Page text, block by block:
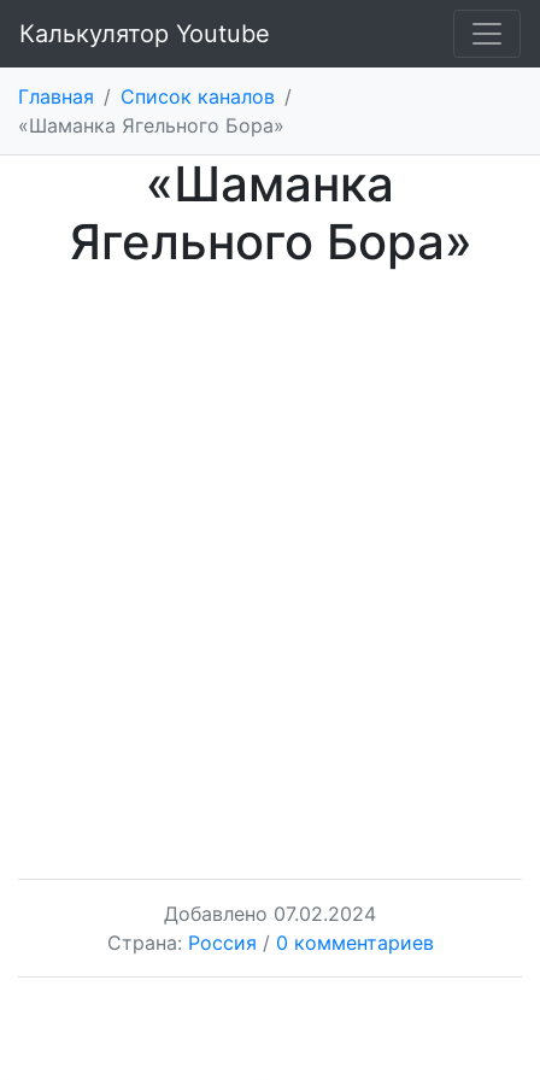
Калькулятор Youtube
Главная / Список каналов /
«Шаманка Ягельного Бора»
«Шаманка
Ягельного Бора»
Добавлено 07.02.2024
Страна: Россия / 0 комментариев